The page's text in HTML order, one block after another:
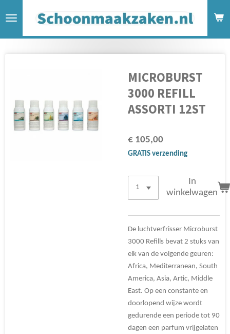
direct
MICROBURST
3000 REFILL
ASSORTI 12ST
€ 105,00
GRATIS verzending
In
winkelwagen
De luchtverfrisser Microburst
3000 Refills bevat 2 stuks van
elk van de volgende geuren:
Africa, Mediterranean, South
America, Asia, Artic, Middle
East. Op een constante en
doorlopend wijze wordt
gedurende een periode tot 90
dagen een parfum vrijgelaten